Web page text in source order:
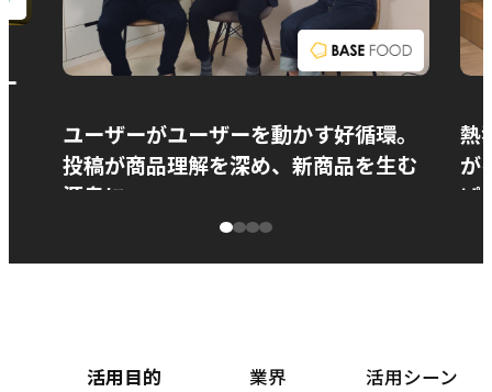
ユーザーがユーザーを動かす好循環。
投稿が商品理解を深め、新商品を生む
源泉に
熱
が
ぱ
活用目的 業界 活用シーン